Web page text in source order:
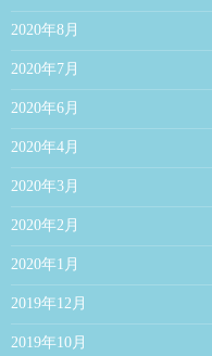
2020年8月
2020年7月
2020年6月
2020年4月
2020年3月
2020年2月
2020年1月
2019年12月
2019年10月